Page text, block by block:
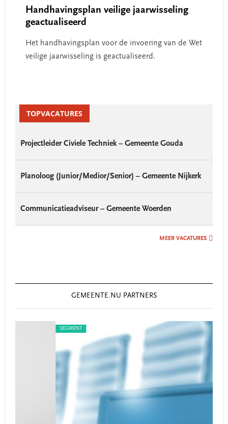
Handhavingsplan veilige jaarwisseling
geactualiseerd
Het handhavingsplan voor de invoering van de Wet
veilige jaarwisseling is geactualiseerd.
SidebarTOPVACATURES
Projectleider Civiele Techniek – Gemeente Gouda
Planoloog (Junior/Medior/Senior) – Gemeente Nijkerk
Communicatieadviseur – Gemeente Woerden
MEER VACATURES
GEMEENTE.NU PARTNERS